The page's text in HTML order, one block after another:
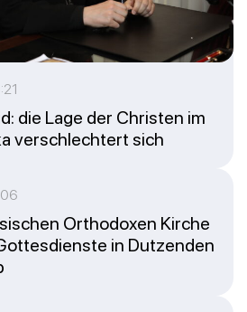
die Lage der Christen im
verschlechtert sich
Orthodoxen Kirche
in Dutzenden